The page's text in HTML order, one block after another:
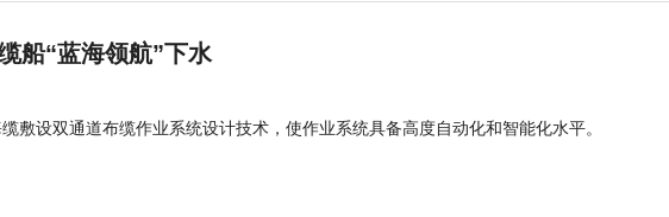
船“蓝海领航”下水
敷设双通道布缆作业系统设计技术，使作业系统具备高度自动化和智能化水平。